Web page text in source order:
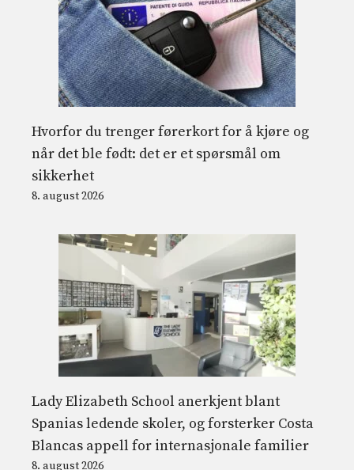
Hvorfor du trenger førerkort for å kjøre og
når det ble født: det er et spørsmål om
sikkerhet
8. august 2026
Lady Elizabeth School anerkjent blant
Spanias ledende skoler, og forsterker Costa
Blancas appell for internasjonale familier
8. august 2026